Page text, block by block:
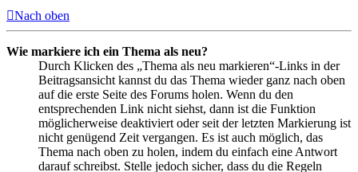
Nach oben
Wie markiere ich ein Thema als neu?
Durch Klicken des „Thema als neu markieren“-Links in der
Beitragsansicht kannst du das Thema wieder ganz nach oben
auf die erste Seite des Forums holen. Wenn du den
entsprechenden Link nicht siehst, dann ist die Funktion
möglicherweise deaktiviert oder seit der letzten Markierung ist
nicht genügend Zeit vergangen. Es ist auch möglich, das
Thema nach oben zu holen, indem du einfach eine Antwort
darauf schreibst. Stelle jedoch sicher, dass du die Regeln